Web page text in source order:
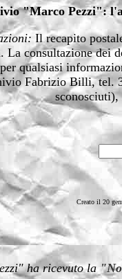
"Marco Pezzi":
Il recapito
La consultazione dei
qualsiasi
Fabrizio Billi, tel.
Creato il 20
ha ricevuto la